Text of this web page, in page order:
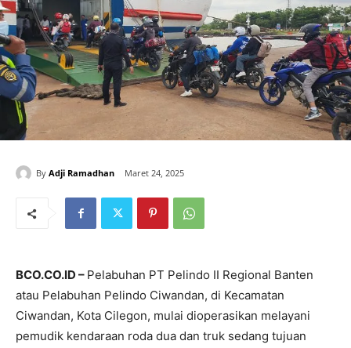
By Adji Ramadhan Maret 24, 2025
BCO.CO.ID – Pelabuhan PT Pelindo II Regional Banten
atau Pelabuhan Pelindo Ciwandan, di Kecamatan
Ciwandan, Kota Cilegon, mulai dioperasikan melayani
pemudik kendaraan roda dua dan truk sedang tujuan